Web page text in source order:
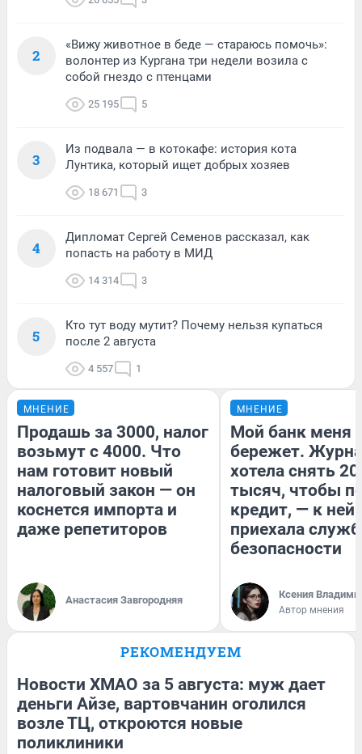
2
«Вижу животное в беде — стараюсь помочь»:
волонтер из Кургана три недели возила с
собой гнездо с птенцами
25 195 5
3
Из подвала — в котокафе: история кота
Лунтика, который ищет добрых хозяев
18 671 3
4
Дипломат Сергей Семенов рассказал, как
попасть на работу в МИД
14 314 3
5
Кто тут воду мутит? Почему нельзя купаться
после 2 августа
4 557 1
МНЕНИЕ
Продашь за 3000, налог
возьмут с 4000. Что
нам готовит новый
налоговый закон — он
коснется импорта и
даже репетиторов
Анастасия Завгородняя
МНЕНИЕ
Мой банк меня
бережет.
хотела снять
тысяч, чтобы
кредит, — к
приехала
безопасности
Ксения
Автор мнения
РЕКОМЕНДУЕМ
Новости ХМАО за 5 августа: муж дает
деньги Айзе, вартовчанин оголился
возле ТЦ, откроются новые
поликлиники